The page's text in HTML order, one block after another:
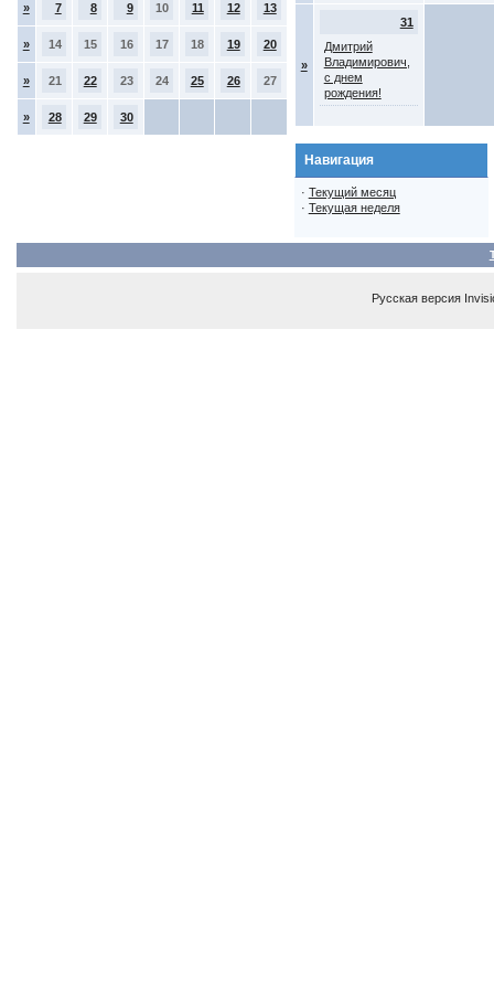
» 7 8 9 10 11 12 13
» 14 15 16 17 18 19 20
» 21 22 23 24 25 26 27
» 28 29 30
»
31
Дмитрий
Владимирович,
с днем
рождения!
Навигация
· Текущий месяц
· Текущая неделя
Русская версия